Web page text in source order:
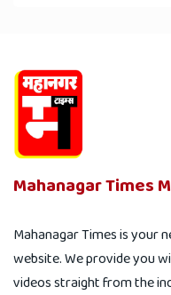
Mahanagar Times
Mahanagar Times is your
website. We provide you
videos straight from the